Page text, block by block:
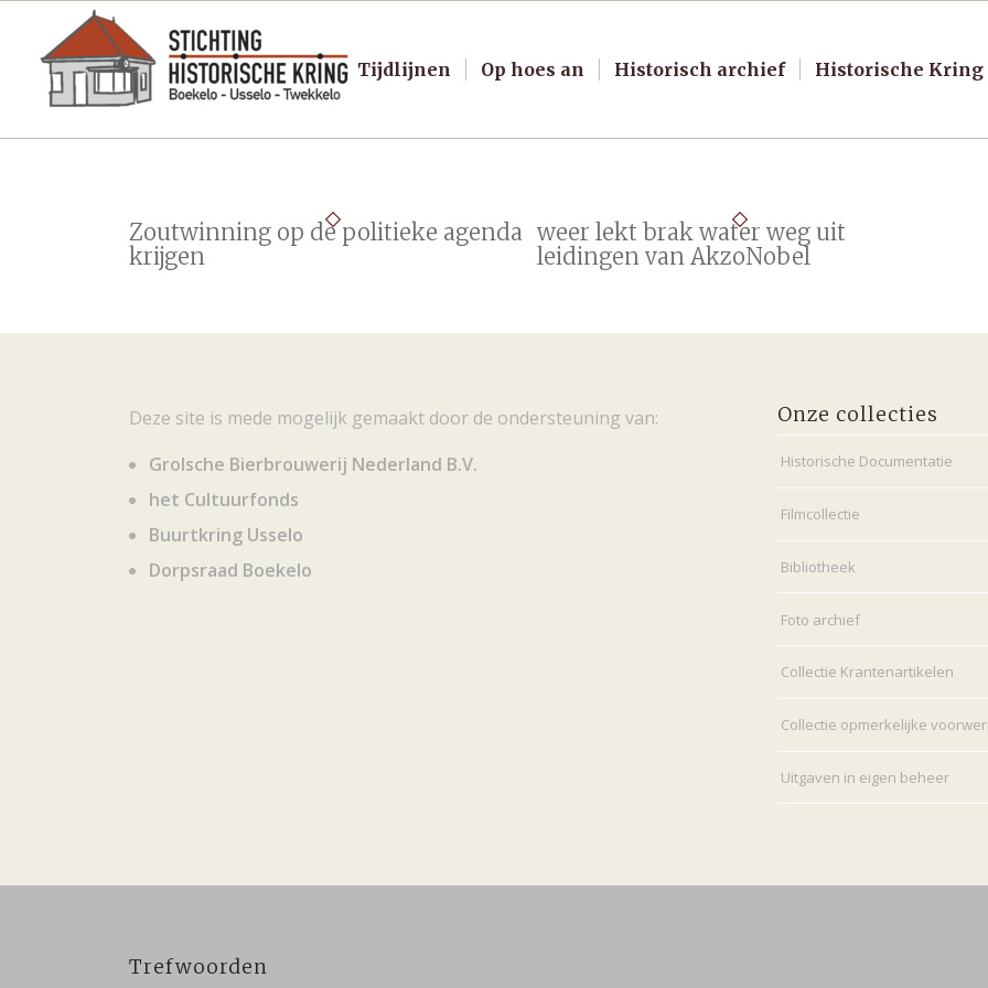
Tijdlijnen Op hoes an Historisch archief Historische Kring
Zoutwinning op de politieke agenda
krijgen
weer lekt brak water weg uit
leidingen van AkzoNobel
Deze site is mede mogelijk gemaakt door de ondersteuning van:
Grolsche Bierbrouwerij Nederland B.V.
het Cultuurfonds
Buurtkring Usselo
Dorpsraad Boekelo
Onze collecties
Historische Documentatie
Filmcollectie
Bibliotheek
Foto archief
Collectie Krantenartikelen
Collectie opmerkelijke
Uitgaven in eigen beheer
Trefwoorden